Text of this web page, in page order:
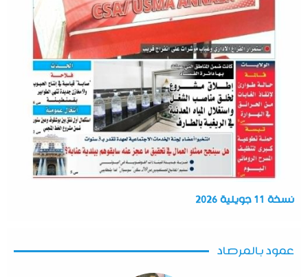
نسخة 11 جويلية 2026
عمود بالمرصاد